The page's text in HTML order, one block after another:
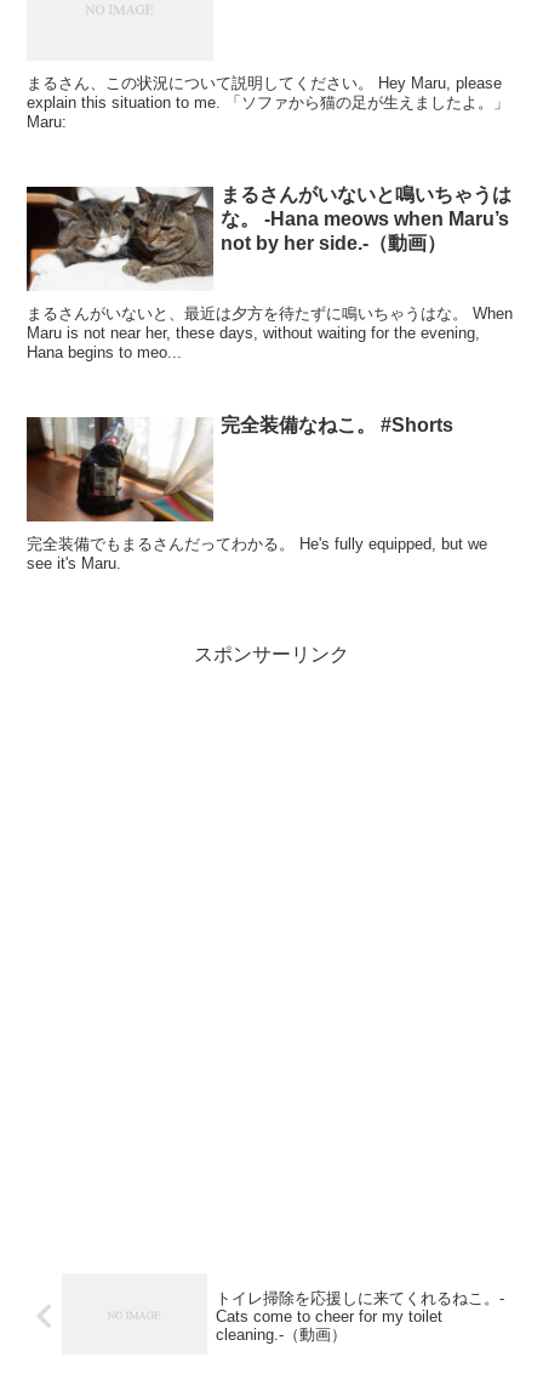
まるさん、この状況について説明してください。 Hey Maru, please
explain this situation to me. 「ソファから猫の足が生えましたよ。」
Maru:
まるさんがいないと鳴いちゃうは
な。 -Hana meows when Maru’s
not by her side.-（動画）
まるさんがいないと、最近は夕方を待たずに鳴いちゃうはな。 When
Maru is not near her, these days, without waiting for the evening,
Hana begins to meo...
完全装備なねこ。 #Shorts
完全装備でもまるさんだってわかる。 He's fully equipped, but we
see it's Maru.
スポンサーリンク
トイレ掃除を応援しに来てくれるねこ。-
Cats come to cheer for my toilet
cleaning.-（動画）